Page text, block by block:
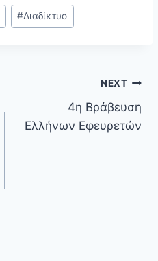
#Διαδίκτυο
NEXT
4η Βράβευση
Ελλήνων Εφευρετών